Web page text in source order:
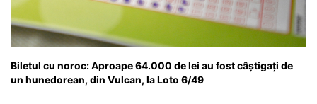
Biletul cu noroc: Aproape 64.000 de lei au fost câștigați de
un hunedorean, din Vulcan, la Loto 6/49